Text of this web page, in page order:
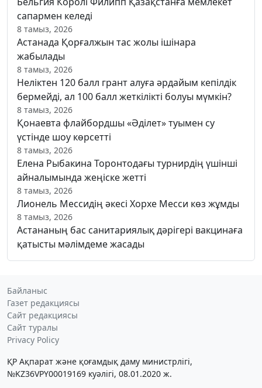
сапармен келеді
8 тамыз, 2026
Астанада Қорғалжын тас жолы ішінара
жабылады
8 тамыз, 2026
Неліктен 120 балл грант алуға әрдайым кепілдік
бермейді, ал 100 балл жеткілікті болуы мүмкін?
8 тамыз, 2026
Қонаевта флайбордшы «Әділет» туымен су
үстінде шоу көрсетті
8 тамыз, 2026
Елена Рыбакина Торонтодағы турнирдің үшінші
айналымында жеңіске жетті
8 тамыз, 2026
Лионель Мессидің әкесі Хорхе Месси көз жұмды
8 тамыз, 2026
Астананың бас санитариялық дәрігері вакцинаға
қатысты мәлімдеме жасады
Байланыс
Газет редакциясы
Сайт редакциясы
Сайт туралы
Privacy Policy
ҚР Ақпарат және қоғамдық даму министрлігі,
№KZ36VPY00019169 куәлігі, 08.01.2020 ж.